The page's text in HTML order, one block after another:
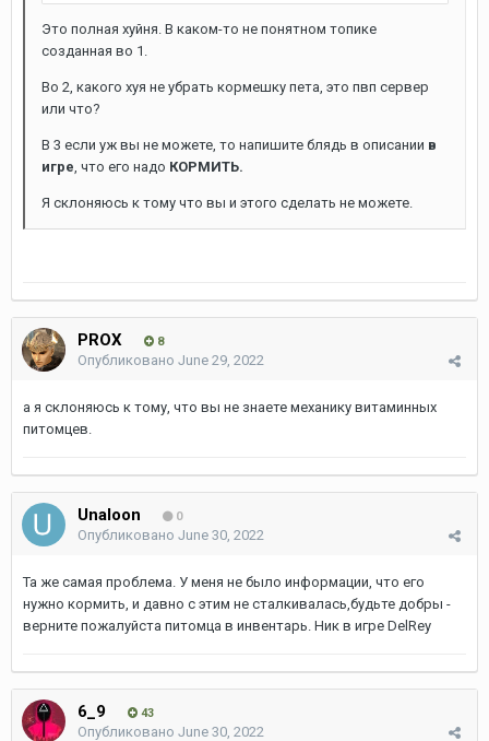
Это полная хуйня. В каком-то не понятном топике
созданная во 1.
Во 2, какого хуя не убрать кормешку пета, это пвп сервер
или что?
В 3 если уж вы не можете, то напишите блядь в описании в
игре, что его надо КОРМИТЬ.
Я склоняюсь к тому что вы и этого сделать не можете.
PROX 8
Опубликовано June 29, 2022
а я склоняюсь к тому, что вы не знаете механику витаминных
питомцев.
Unaloon 0
Опубликовано June 30, 2022
Та же самая проблема. У меня не было информации, что его
нужно кормить, и давно с этим не сталкивалась,будьте добры -
верните пожалуйста питомца в инвентарь. Ник в игре DelRey
6_9 43
Опубликовано June 30, 2022